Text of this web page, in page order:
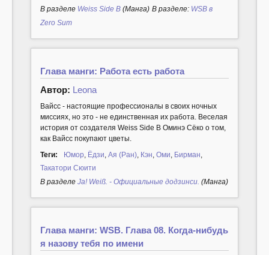
В разделе Weiss Side B (Манга) В разделе: WSB в
Zero Sum
Глава манги: Работа есть работа
Автор: Leona
Вайсс - настоящие профессионалы в своих ночных
миссиях, но это - не единственная их работа. Веселая
история от создателя Weiss Side B Оминэ Сёко о том,
как Вайсс покупают цветы.
Теги:
Юмор Ёдзи Ая (Ран) Кэн Оми Бирман
Такатори Сюити
В разделе Ja! Weiß. - Официальные додзинси. (Манга)
Глава манги: WSB. Глава 08. Когда-нибудь
я назову тебя по имени